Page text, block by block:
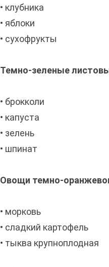
• клубника
• яблоки
• сухофрукты
Темно-зеленые
• брокколи
• капуста
• зелень
• шпинат
Овощи темно-
• морковь
• сладкий картофель
• тыква крупноплодная